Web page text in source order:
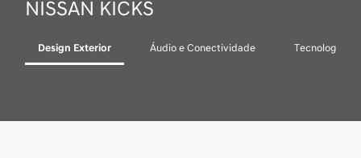
NISSAN KICKS
Design Exterior Áudio e Conectividade Tecnologia